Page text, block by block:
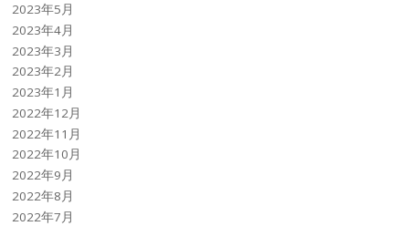
2023年5月
2023年4月
2023年3月
2023年2月
2023年1月
2022年12月
2022年11月
2022年10月
2022年9月
2022年8月
2022年7月